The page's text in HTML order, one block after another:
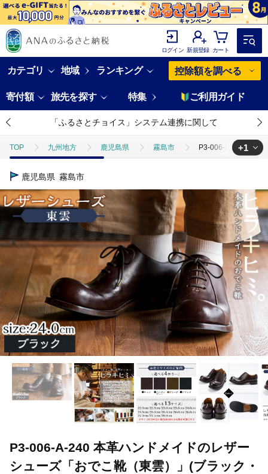
ログイン 新規登録 カート
カテゴリ 地域 ランキング 控除額を調べる
寄付額 旅先を探す 特集 ご利用ガイド
「ふるさとチョイス」システム連携に関して
TOP 九州地方 鹿児島県 霧島市 P3-006-A-240 本革
TOP
+1
鹿児島県 霧島市
P3-006-A-240 本革ハンドメイドのレザー
シューズ「おでこ靴（東雲）」(ブラック・